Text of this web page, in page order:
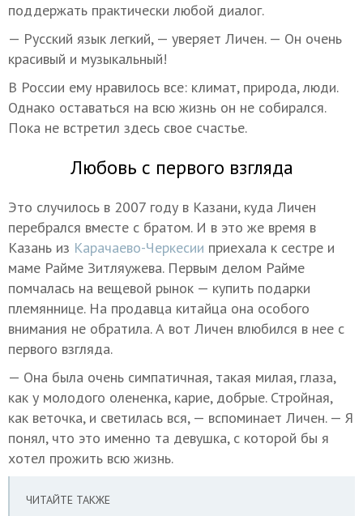
поддержать практически любой диалог.
— Русский язык легкий, — уверяет Личен. — Он очень
красивый и музыкальный!
В России ему нравилось все: климат, природа, люди.
Однако оставаться на всю жизнь он не собирался.
Пока не встретил здесь свое счастье.
Любовь с первого взгляда
Это случилось в 2007 году в Казани, куда Личен
перебрался вместе с братом. И в это же время в
Казань из Карачаево-Черкесии приехала к сестре и
маме Райме Зитляужева. Первым делом Райме
помчалась на вещевой рынок — купить подарки
племяннице. На продавца китайца она особого
внимания не обратила. А вот Личен влюбился в нее с
первого взгляда.
— Она была очень симпатичная, такая милая, глаза,
как у молодого олененка, карие, добрые. Стройная,
как веточка, и светилась вся, — вспоминает Личен. — Я
понял, что это именно та девушка, с которой бы я
хотел прожить всю жизнь.
ЧИТАЙТЕ ТАКЖЕ